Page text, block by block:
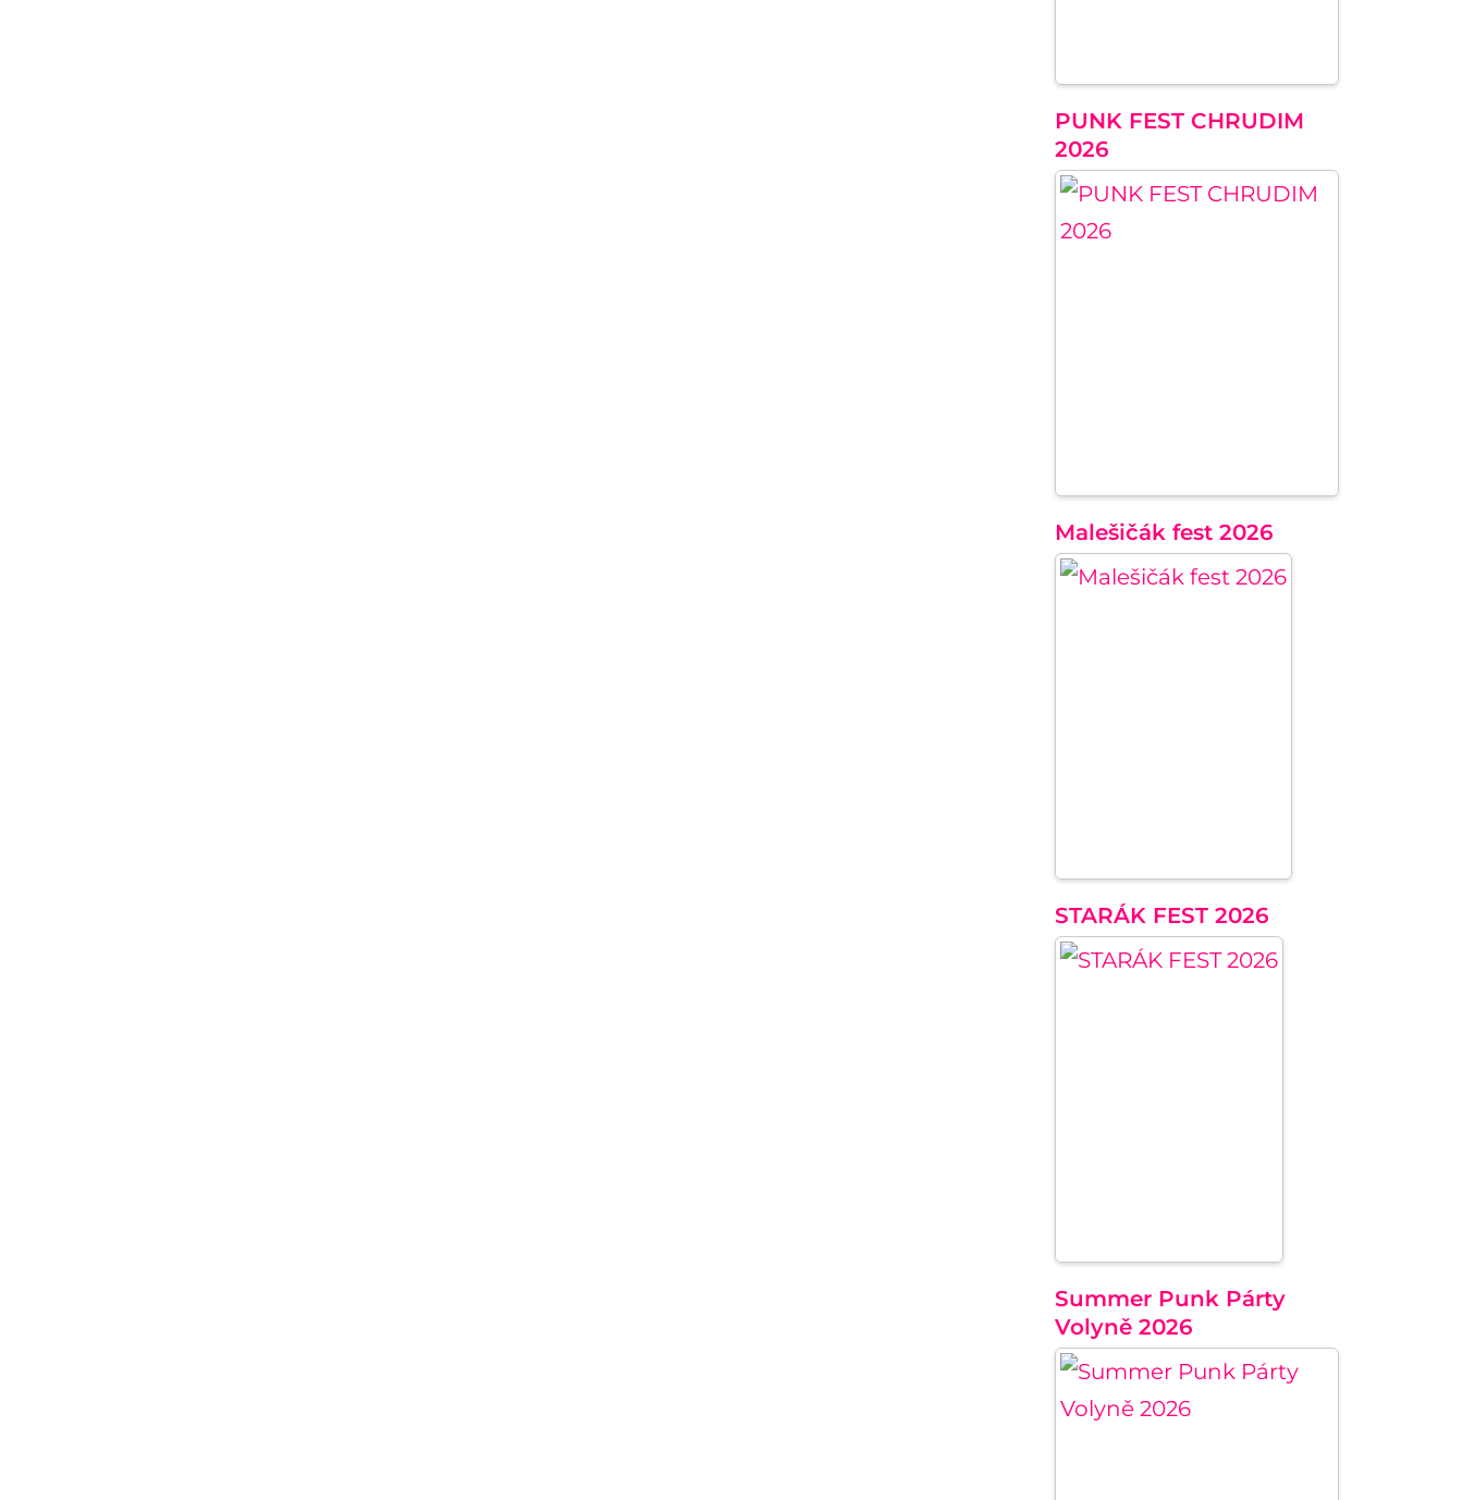
PUNK FEST CHRUDIM
2026
Malešičák fest 2026
STARÁK FEST 2026
Summer Punk Párty
Volyně 2026